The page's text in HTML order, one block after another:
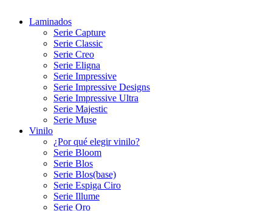
Laminados
Serie Capture
Serie Classic
Serie Creo
Serie Eligna
Serie Impressive
Serie Impressive Designs
Serie Impressive Ultra
Serie Majestic
Serie Muse
Vinilo
¿Por qué elegir vinilo?
Serie Bloom
Serie Blos
Serie Blos(base)
Serie Espiga Ciro
Serie Illume
Serie Oro